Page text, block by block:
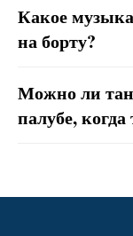
Какое
на борту?
Можно ли
палубе,